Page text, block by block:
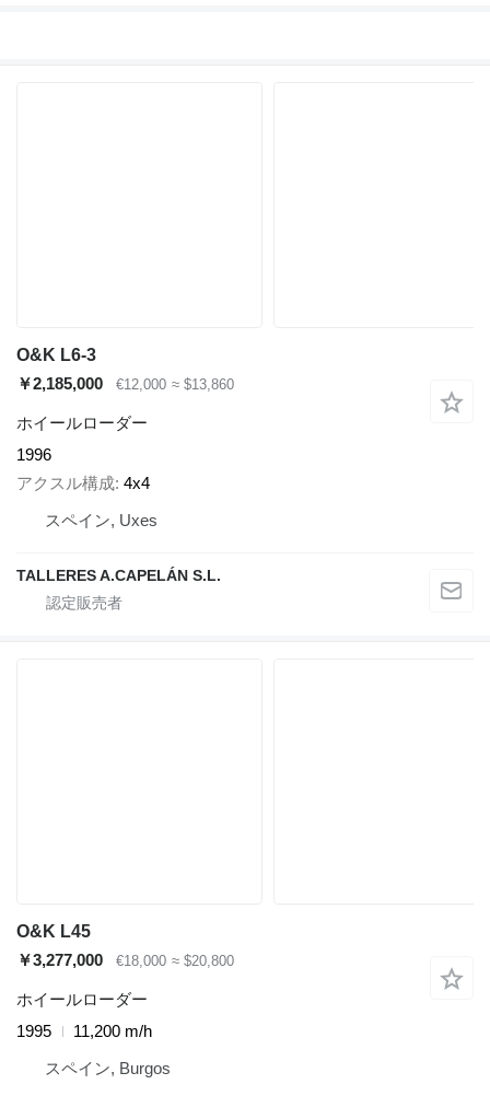
O&K L6-3
￥2,185,000
€12,000 ≈ $13,860
ホイールローダー
1996
アクスル構成 4x4
スペイン, Uxes
TALLERES A.CAPELÁN S.L.
O&K L45
￥3,277,000
€18,000 ≈ $20,800
ホイールローダー
1995
11,200 m/h
スペイン, Burgos